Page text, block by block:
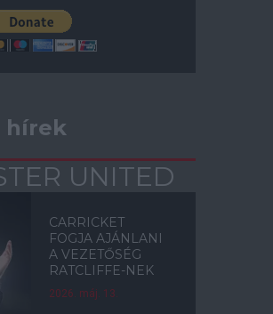
hírek
UNITED
CARRICKET
FOGJA AJÁNLANI
A VEZETŐSÉG
RATCLIFFE-NEK
2026. máj. 13.